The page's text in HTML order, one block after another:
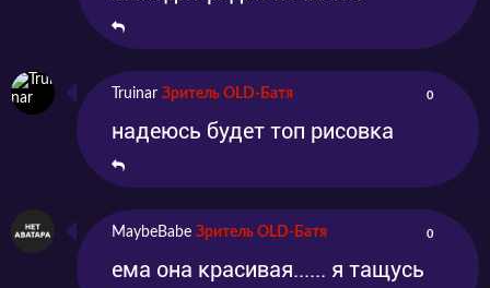
Truinar Зритель OLD-Батя 0
надеюсь будет топ рисовка
MaybeBabe Зритель OLD-Батя 0
ема она красивая...... я тащусь